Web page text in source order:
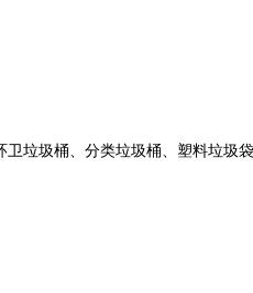
垃圾桶、分类垃圾桶、塑料垃圾